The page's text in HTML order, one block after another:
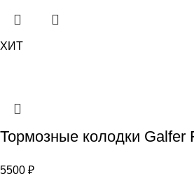
ХИТ
Тормозные колодки Galfer
5500 ₽